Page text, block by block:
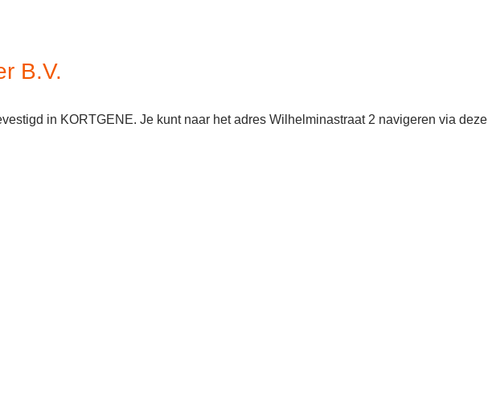
B.V.
in KORTGENE. Je kunt naar het adres Wilhelminastraat 2 navigeren via deze